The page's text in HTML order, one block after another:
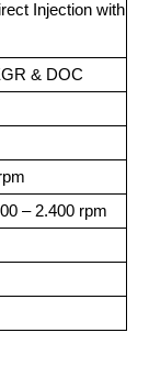
Injection with
& DOC
– 2.400 rpm